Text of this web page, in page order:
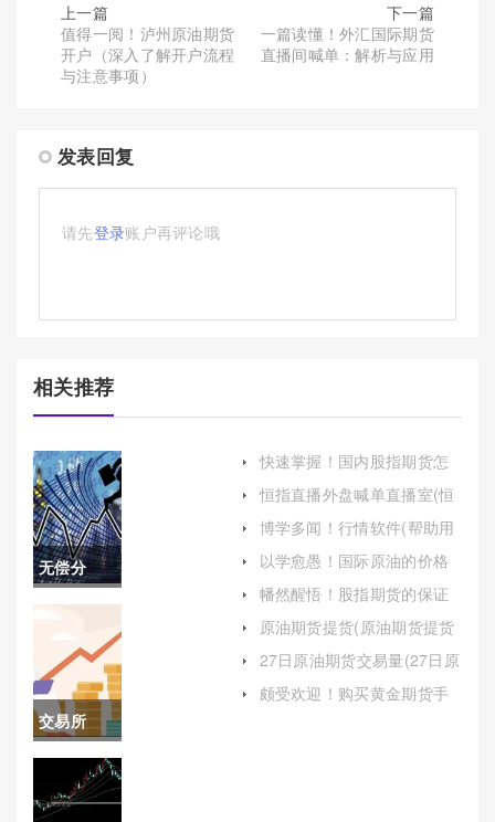
上一篇
值得一阅！泸州原油期货
开户（深入了解开户流程
与注意事项）
下一篇
一篇读懂！外汇国际期货
直播间喊单：解析与应用
发表回复
请先登录账户再评论哦
相关推荐
无偿分
享！国内
的期货手
续费(国内
的期货手
续费怎么
交易所
2018休市
(2021交易
快速掌握！国内股指期货怎
么交易（提供国内外多种金
融产品的实时行情和交易服
务）
恒指直播外盘喊单直播室(恒
指在线喊单直播)
博学多闻！行情软件(帮助用
户全面掌握市场动态)
以学愈愚！国际原油的价格
走势图(国际原油价格走势图)
幡然醒悟！股指期货的保证
金比例(为投资者提供一个安
全、高效的交易环境)
原油期货提货(原油期货提货
27日原油期货交易量(27日原
油期货交易量是多少)
颇受欢迎！购买黄金期货手